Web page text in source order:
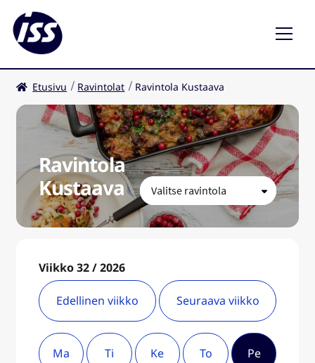
Ravintolat
Kahvilat
FI
Etusivu Ravintolat Ravintola Kustaava
Ravintola
Kustaava
Viikko 32 / 2026
Edellinen viikko
Ma Ti Ke To Pe
Seuraava viikko